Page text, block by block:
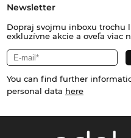
Newsletter
Dopraj svojmu inboxu trochu
exkluzívne akcie a oveľa viac
You can find further
personal data here